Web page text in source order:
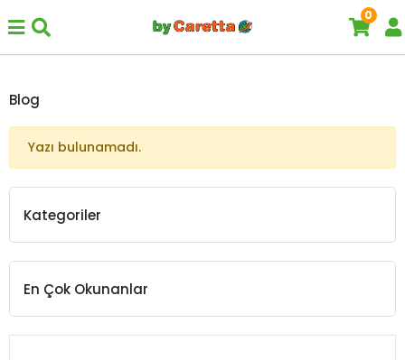
0
Blog
Yazı bulunamadı.
Kategoriler
En Çok Okunanlar